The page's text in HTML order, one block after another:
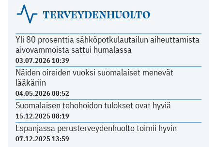
TERVEYDENHUOLTO
Yli 80 prosenttia sähköpotkulautailun aiheuttamista
aivovammoista sattui humalassa
03.07.2026 10:39
Näiden oireiden vuoksi suomalaiset menevät
lääkäriin
04.05.2026 08:52
Suomalaisen tehohoidon tulokset ovat hyviä
15.12.2025 08:19
Espanjassa perusterveydenhuolto toimii hyvin
07.12.2025 13:59